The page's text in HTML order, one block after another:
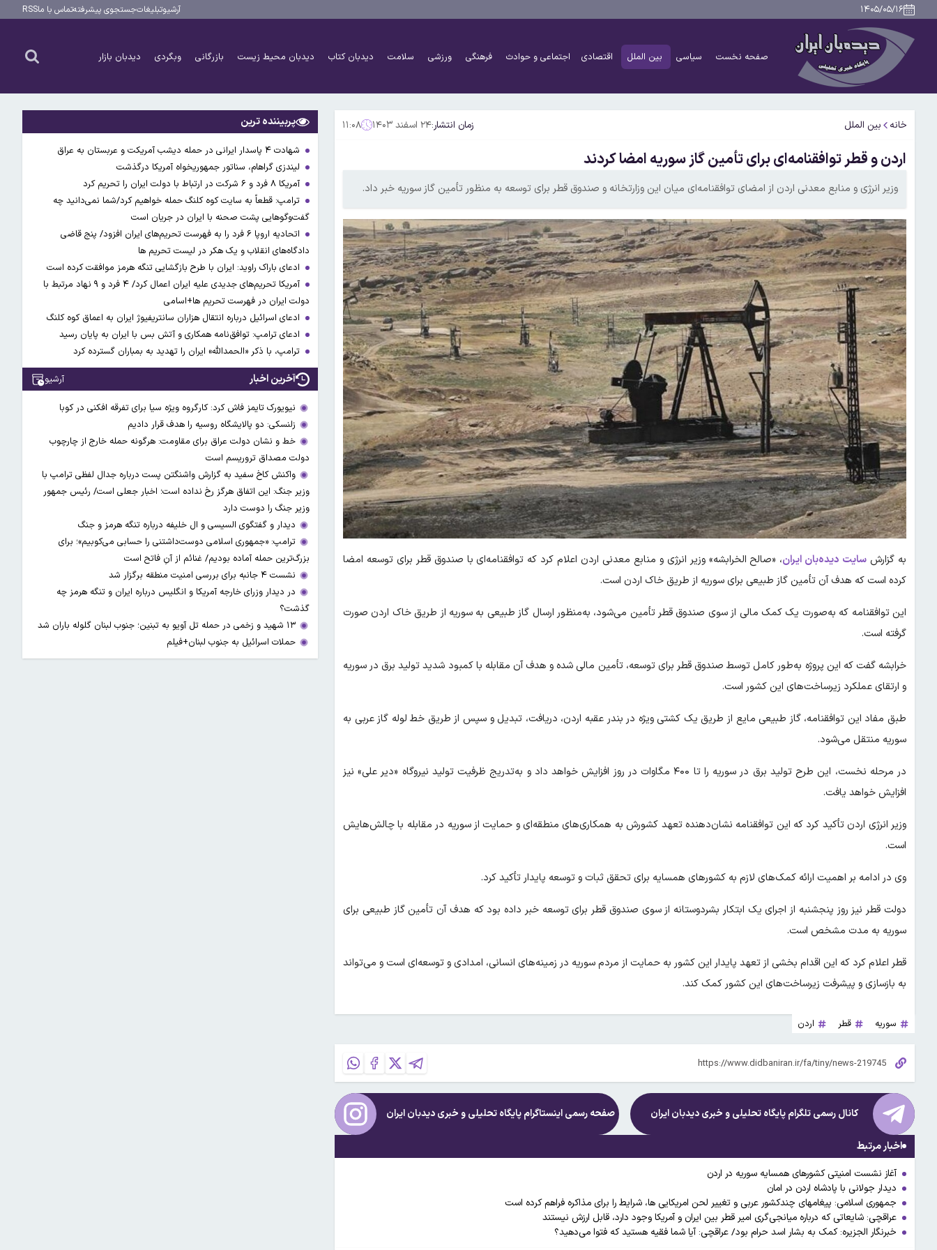
۱۴۰۵/۰۵/۱۶ آرشیوتبلیغاتجستجوی پیشرفتهتماس با ماRSS
صفحه نخست سیاسی بین الملل اقتصادی اجتماعی و حوادث فرهنگی ورزشی سلامت دیدبان کتاب دیدبان محیط زیست بازرگانی وبگردی دیدبان بازار
خانه بین الملل زمان انتشار:۲۴ اسفند ۱۴۰۳ ۱۱:۰۸
اردن و قطر توافقنامه‌ای برای تأمین گاز سوریه امضا کردند
وزیر انرژی و منابع معدنی اردن از امضای توافقنامه‌ای میان این وزارتخانه و صندوق قطر برای توسعه به منظور تأمین گاز سوریه خبر داد.
به گزارش سایت دیده‌بان ایران، «صالح الخرابشه» وزیر انرژی و منابع معدنی اردن اعلام کرد که توافقنامه‌ای با صندوق قطر برای توسعه امضا
کرده است که هدف آن تأمین گاز طبیعی برای سوریه از طریق خاک اردن است.
این توافقنامه که به‌صورت یک کمک مالی از سوی صندوق قطر تأمین می‌شود، به‌منظور ارسال گاز طبیعی به سوریه از طریق خاک اردن صورت
گرفته است.
خرابشه گفت که این پروژه به‌طور کامل توسط صندوق قطر برای توسعه، تأمین مالی شده و هدف آن مقابله با کمبود شدید تولید برق در سوریه
و ارتقای عملکرد زیرساخت‌های این کشور است.
طبق مفاد این توافقنامه، گاز طبیعی مایع از طریق یک کشتی ویژه در بندر عقبه اردن، دریافت، تبدیل‌ و سپس از طریق خط لوله گاز عربی به
سوریه منتقل می‌شود.
در مرحله نخست، این طرح تولید برق در سوریه را تا ۴۰۰ مگاوات در روز افزایش خواهد داد و به‌تدریج ظرفیت تولید نیروگاه «دیر علی» نیز
افزایش خواهد یافت.
وزیر انرژی اردن تأکید کرد که این توافقنامه نشان‌دهنده تعهد کشورش به همکاری‌های منطقه‌ای و حمایت از سوریه در مقابله با چالش‌هایش
است.
وی در ادامه بر اهمیت ارائه کمک‌های لازم به کشورهای همسایه برای تحقق ثبات و توسعه پایدار تأکید کرد.
دولت قطر نیز روز پنجشنبه از اجرای یک ابتکار بشردوستانه از سوی صندوق قطر برای توسعه خبر داده بود که هدف آن تأمین گاز طبیعی برای
سوریه به مدت مشخص است.
قطر اعلام کرد که این اقدام بخشی از تعهد پایدار این کشور به حمایت از مردم سوریه در زمینه‌های انسانی، امدادی و توسعه‌ای است و می‌تواند
به بازسازی و پیشرفت زیرساخت‌های این کشور کمک کند.
سوریه قطر اردن
کانال رسمی تلگرام پایگاه تحلیلی و خبریدیدبان ایران صفحه رسمی اینستاگرام پایگاه تحلیلی و خبریدیدبان ایران
اخبار مرتبط
آغاز نشست امنیتی کشورهای همسایه سوریه در اردن
دیدار جولانی با پادشاه اردن در امان
جمهوری اسلامی: پیغامهای چندکشور عربی و تغییر لحن امریکایی ها، شرایط را برای مذاکره فراهم کرده است
عراقچی: شایعاتی که درباره میانجی‌گری امیر قطر بین ایران و آمریکا وجود دارد، قابل ارزش نیستند
خبرنگار الجزیره: کمک به بشار اسد حرام بود/ عراقچی: آیا شما فقیه هستید که فتوا می‌دهید؟
پربیننده ترین
شهادت ۴ پاسدار ایرانی در حمله دیشب آمریکت و عربستان به عراق
لیندزی گراهام، سناتور جمهوریخواه آمریکا درگذشت
آمریکا ۸ فرد و ۶ شرکت در ارتباط با دولت ایران را تحریم کرد
ترامپ: قطعاً به سایت کوه کلنگ حمله خواهیم کرد/شما نمی‌دانید چه
گفت‌وگوهایی پشت صحنه با ایران در جریان است
اتحادیه اروپا ۶ فرد را به فهرست تحریم‌های ایران افزود/ پنج قاضی
دادگاه‌های انقلاب و یک هکر در لیست تحریم ها
ادعای باراک راوید: ایران با طرح بازگشایی تنگه هرمز موافقت کرده است
آمریکا تحریم‌های جدیدی علیه ایران اعمال کرد/ ۴ فرد و ۹ نهاد مرتبط با
دولت ایران در فهرست تحریم ها+اسامی
ادعای اسرائیل درباره انتقال هزاران سانتریفیوژ ایران به اعماق کوه کلنگ
ادعای ترامپ: توافق‌نامه همکاری و آتش بس با ایران به پایان رسید
ترامپ، با ذکر «الحمدالله» ایران را تهدید به بمباران گسترده کرد
آخرین اخبار آرشیو
نیویورک تایمز فاش کرد: کارگروه ویژه سیا برای تفرقه افکنی در کوبا
زلنسکی: دو پالایشگاه روسیه را هدف قرار دادیم
خط و نشان دولت عراق برای مقاومت: هرگونه حمله خارج از چارچوب
دولت مصداق تروریسم است
واکنش کاخ سفید به گزارش واشنگتن پست درباره جدال لفظی ترامپ با
وزیر جنگ: این اتفاق هرگز رخ نداده است؛ اخبار جعلی است/ رئیس جمهور
وزیر جنگ را دوست دارد
دیدار و گفتگوی السیسی و ال خلیفه درباره تنگه هرمز و جنگ
ترامپ: «جمهوری اسلامی دوست‌داشتنی را حسابی می‌کوبیم»؛ برای
بزرگ‌ترین حمله آماده بودیم/ غنائم از آنِ فاتح است
نشست ۴ جانبه برای بررسی امنیت منطقه برگزار شد
در دیدار وزرای خارجه آمریکا و انگلیس درباره ایران و تنگه هرمز چه
گذشت؟
۱۳ شهید و زخمی در حمله تل آویو به تبنین؛ جنوب لبنان گلوله باران شد
حملات اسرائیل به جنوب لبنان+فیلم